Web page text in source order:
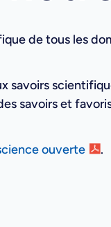
de tous les
savoirs et
ouverte .